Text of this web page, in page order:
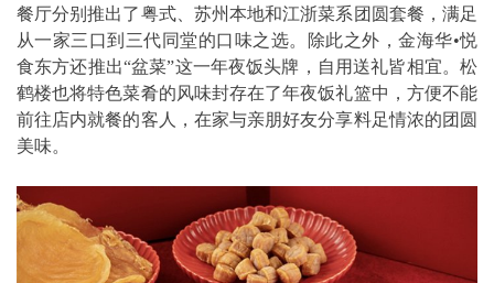
餐厅分别推出了粤式、苏州本地和江浙菜系团圆套餐，满足
从一家三口到三代同堂的口味之选。除此之外，金海华•悦
食东方还推出“盆菜”这一年夜饭头牌，自用送礼皆相宜。松
鹤楼也将特色菜肴的风味封存在了年夜饭礼篮中，方便不能
前往店内就餐的客人，在家与亲朋好友分享料足情浓的团圆
美味。